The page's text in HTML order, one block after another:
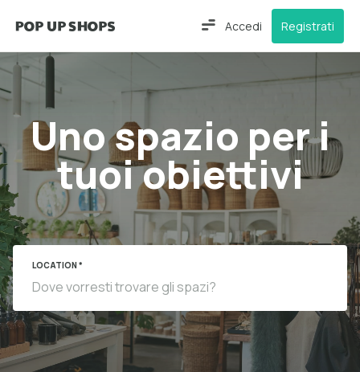
Accedi Registrati
Uno spazio per i
tuoi obiettivi
LOCATION *